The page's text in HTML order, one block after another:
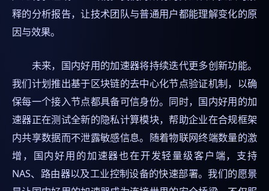
释的分析报告，让技术团队与普通用户都能理解变化的原
因与效果。
未来，国内好用的加速器将持续迭代更多创新功能。
我们计划推出基于区块链的去中心化节点验证机制，以确
保每一个接入节点都具备可信身份。同时，国内好用的加
速器正在测试全新的隐私计算模块，帮助企业在合规框架
内共享数据而不泄露敏感信息。随着物联网终端数量的激
增，国内好用的加速器也在开发轻量级客户端，支持
NAS、路由器以及工业控制设备的快速部署。我们的愿景